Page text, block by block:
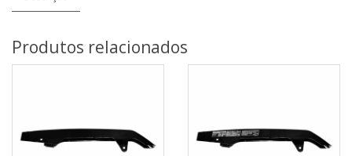
Produtos relacionados